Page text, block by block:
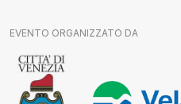
EVENTO ORGANIZZATO DA